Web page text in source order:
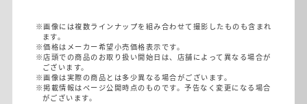
※画像には複数ラインナップを組み合わせて撮影したものも含まれ
ます。
※価格はメーカー希望小売価格表示です。
※店頭での商品のお取り扱い開始日は、店舗によって異なる場合が
ございます。
※画像は実際の商品とは多少異なる場合がございます。
※掲載情報はページ公開時点のものです。予告なく変更になる場合
がございます。